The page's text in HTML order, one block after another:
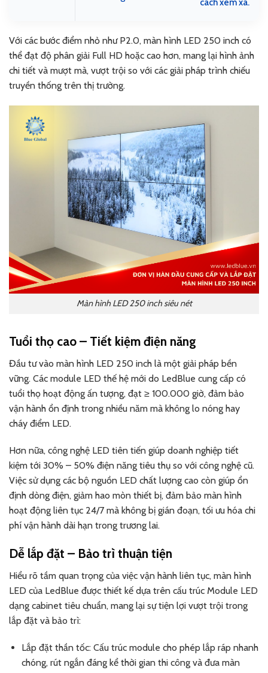
cách xem xa.
Với các bước điểm nhỏ như P2.0, màn hình LED 250 inch có
thể đạt độ phân giải Full HD hoặc cao hơn, mang lại hình ảnh
chi tiết và mượt mà, vượt trội so với các giải pháp trình chiếu
truyền thống trên thị trường.
Màn hình LED 250 inch siêu nét
Tuổi thọ cao – Tiết kiệm điện năng
Đầu tư vào màn hình LED 250 inch là một giải pháp bền
vững. Các module LED thế hệ mới do LedBlue cung cấp có
tuổi thọ hoạt động ấn tượng, đạt ≥ 100.000 giờ, đảm bảo
vận hành ổn định trong nhiều năm mà không lo nóng hay
cháy điểm LED.
Hơn nữa, công nghệ LED tiên tiến giúp doanh nghiệp tiết
kiệm tới 30% – 50% điện năng tiêu thụ so với công nghệ cũ.
Việc sử dụng các bộ nguồn LED chất lượng cao còn giúp ổn
định dòng điện, giảm hao mòn thiết bị, đảm bảo màn hình
hoạt động liên tục 24/7 mà không bị gián đoạn, tối ưu hóa chi
phí vận hành dài hạn trong trương lai.
Dễ lắp đặt – Bảo trì thuận tiện
Hiểu rõ tầm quan trọng của việc vận hành liên tục, màn hình
LED của LedBlue được thiết kế dựa trên cấu trúc Module LED
dạng cabinet tiêu chuẩn, mang lại sự tiện lợi vượt trội trong
lắp đặt và bảo trì:
Lắp đặt thần tốc: Cấu trúc module cho phép lắp ráp nhanh
chóng, rút ngắn đáng kể thời gian thi công và đưa màn